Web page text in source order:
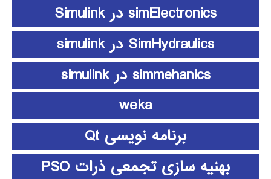
simElectronics در Simulink
SimHydraulics در simulink
simmehanics در simulink
weka
برنامه نویسی Qt
بهنیه سازی تجمعی ذرات PSO